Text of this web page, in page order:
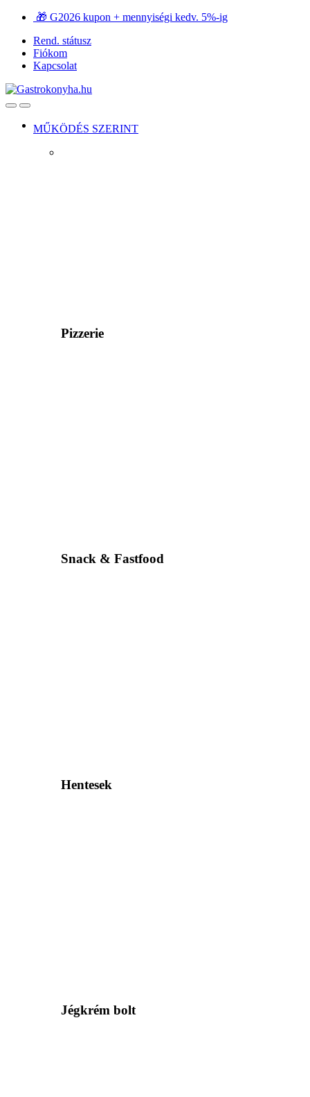
Ugrás
navigációhoz
Ugrás
tartalomra
🎁 G2026 kupon + mennyiségi kedv. 5%-ig
Rend. státusz
Fiókom
Kapcsolat
OpenClose
MŰKÖDÉS SZERINT
Pizzerie
Snack & Fastfood
Hentesek
Jégkrém bolt